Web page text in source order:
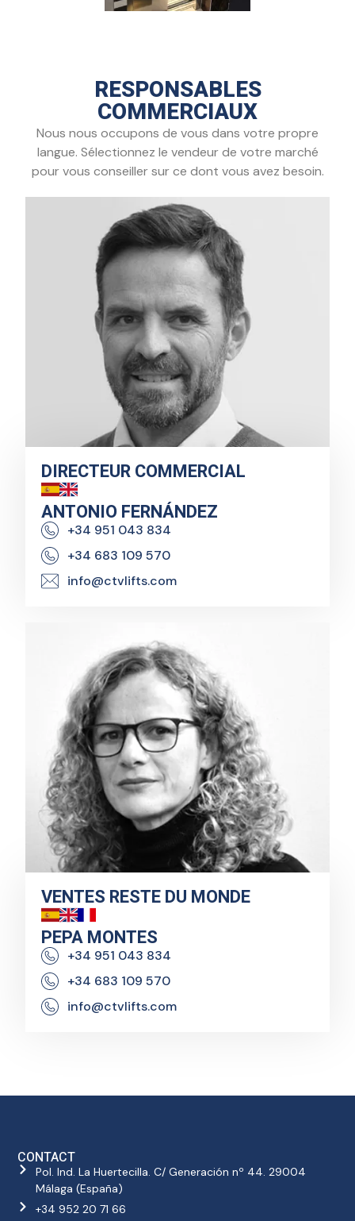
RESPONSABLES
COMMERCIAUX
Nous nous occupons de vous dans votre propre
langue. Sélectionnez le vendeur de votre marché
pour vous conseiller sur ce dont vous avez besoin.
DIRECTEUR COMMERCIAL
ANTONIO FERNÁNDEZ
+34 951 043 834
+34 683 109 570
info@ctvlifts.com
VENTES RESTE DU MONDE
PEPA MONTES
+34 951 043 834
+34 683 109 570
info@ctvlifts.com
CONTACT
Pol. Ind. La Huertecilla. C/ Generación nº 44. 29004
Málaga (España)
+34 952 20 71 66